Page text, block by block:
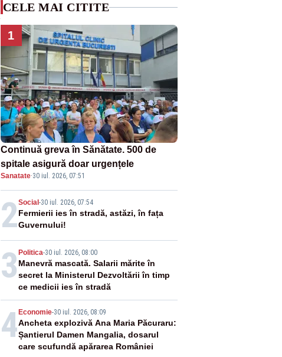
CELE MAI CITITE
1
Continuă greva în Sănătate. 500 de
spitale asigură doar urgențele
Sanatate·30 iul. 2026, 07:51
2Social -30 iul. 2026, 07:54
Fermierii ies în stradă, astăzi, în fața
Guvernului!
3 Politica-30 iul. 2026, 08:00
Manevră mascată. Salarii mărite în
secret la Ministerul Dezvoltării în timp
ce medicii ies în stradă
4 Economie-30 iul. 2026, 08:09
Ancheta explozivă Ana Maria Păcuraru:
Șantierul Damen Mangalia, dosarul
care scufundă apărarea României